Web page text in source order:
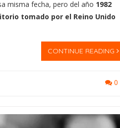
misma fecha, pero del año 1982
tomado por el Reino Unido
CONTINUE READING
0